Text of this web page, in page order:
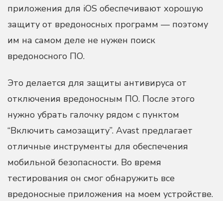
приложения для iOS обеспечивают хорошую
защиту от вредоносных программ — поэтому
им на самом деле не нужен поиск
вредоносного ПО.
Это делается для защиты антивируса от
отключения вредоносным ПО. После этого
нужно убрать галочку рядом с пунктом
“Включить самозащиту”. Avast предлагает
отличные инструменты для обеспечения
мобильной безопасности. Во время
тестирования он смог обнаружить все
вредоносные приложения на моем устройстве.